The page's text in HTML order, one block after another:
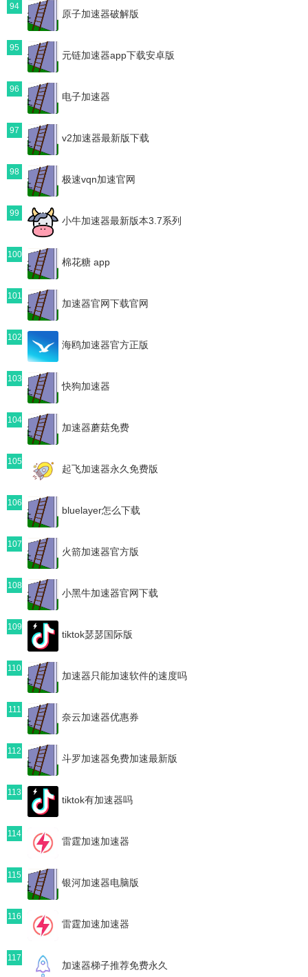
94
原子加速器破解版
95
元链加速器app下载安卓版
96
电子加速器
97
v2加速器最新版下载
98
极速vqn加速官网
99
小牛加速器最新版本3.7系列
100
棉花糖 app
101
加速器官网下载官网
102
海鸥加速器官方正版
103
快狗加速器
104
加速器蘑菇免费
105
起飞加速器永久免费版
106
bluelayer怎么下载
107
火箭加速器官方版
108
小黑牛加速器官网下载
109
tiktok瑟瑟国际版
110
加速器只能加速软件的速度吗
111
奈云加速器优惠券
112
斗罗加速器免费加速最新版
113
tiktok有加速器吗
114
雷霆加速加速器
115
银河加速器电脑版
116
雷霆加速加速器
117
加速器梯子推荐免费永久